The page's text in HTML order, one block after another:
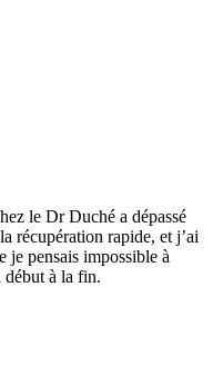
le Dr Duché a dépassé
récupération rapide, et j’ai
je pensais impossible à
début à la fin.